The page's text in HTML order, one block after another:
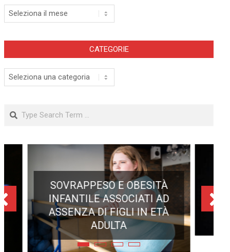
Archivi
CATEGORIE
Categorie
Search
ECLISSE TOTALE DEL 12
AGOSTO 2026: DOVE SI
POTRÀ VEDERE